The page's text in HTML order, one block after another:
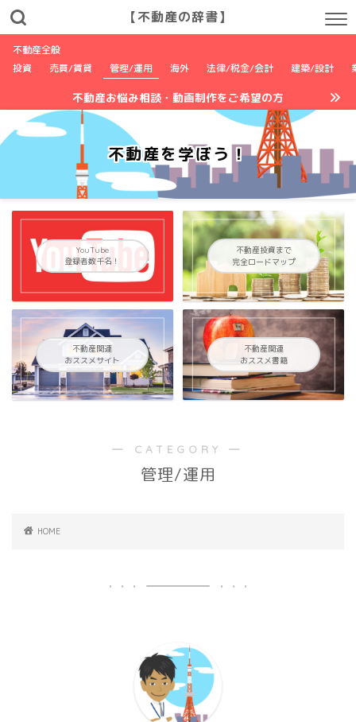
【不動産の辞書】
不動産全般
投資
売買/賃貸 管理/運用 海外 法律/税金/会計 建築/設計
不動産お悩み相談・動画制作をご希望の方
不動産を学ぼう！
YouTube
登録者数千名！
不動産投資まで
完全ロードマップ
不動産関連
おススメサイト
不動産関連
おススメ書籍
― CATEGORY ―
管理/運用
HOME